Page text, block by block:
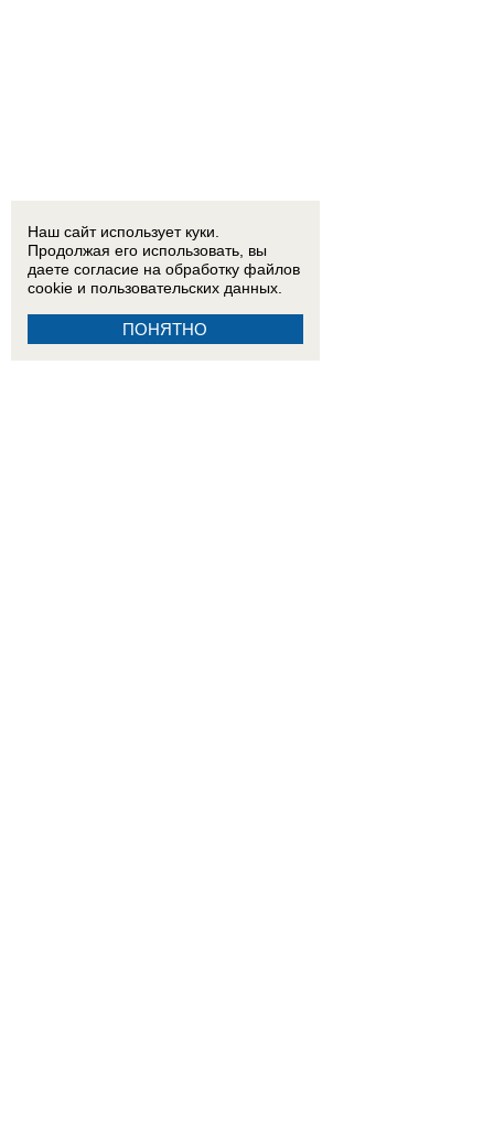
Наш сайт использует куки.
Продолжая его использовать, вы
даете согласие на обработку файлов
cookie и пользовательских данных.
ПОНЯТНО